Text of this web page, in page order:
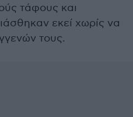
τάφους και
εκεί χωρίς να
τους.